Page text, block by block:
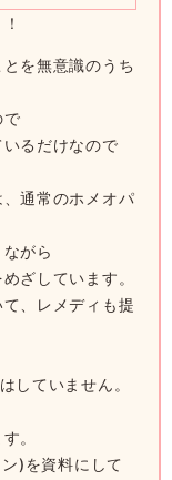
を無意識のうち
で
るだけなので
通常のホメオパ
がら
ざしています。
、レメディも提
していません。
。
)を資料にして